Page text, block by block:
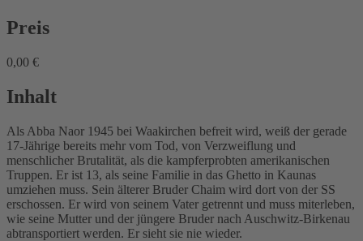
Preis
0,00 €
Inhalt
Als Abba Naor 1945 bei Waakirchen befreit wird, weiß der gerade
17-Jährige bereits mehr vom Tod, von Verzweiflung und
menschlicher Brutalität, als die kampferprobten amerikanischen
Truppen. Er ist 13, als seine Familie in das Ghetto in Kaunas
umziehen muss. Sein älterer Bruder Chaim wird dort von der SS
erschossen. Er wird von seinem Vater getrennt und muss miterleben,
wie seine Mutter und der jüngere Bruder nach Auschwitz-Birkenau
abtransportiert werden. Er sieht sie nie wieder.